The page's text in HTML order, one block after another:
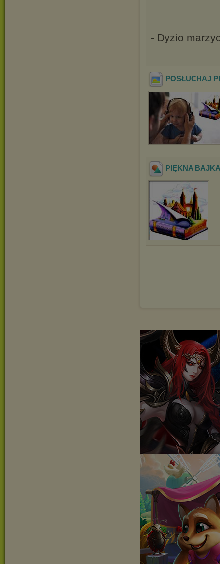
- Dyzio
POSŁUCHAJ
PIĘKNA BAJKA